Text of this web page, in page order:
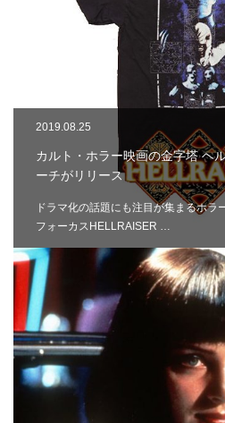
2019.08.25
カルト・ホラー映画の金字塔 ヘ
ーチがリリース
ドラマ化の話題にも注目が集まるホラ
フォーカスHELLRAISER …